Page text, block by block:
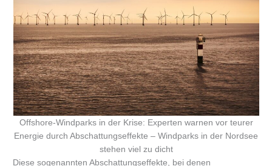
Offshore-Windparks in der Krise: Experten warnen vor teurer
Energie durch Abschattungseffekte – Windparks in der Nordsee
stehen viel zu dicht
Diese sogenannten Abschattungseffekte, bei denen